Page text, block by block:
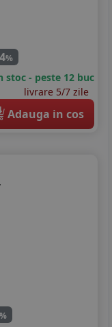
%
stoc - peste 12 buc
livrare 5/7 zile
Adauga in cos